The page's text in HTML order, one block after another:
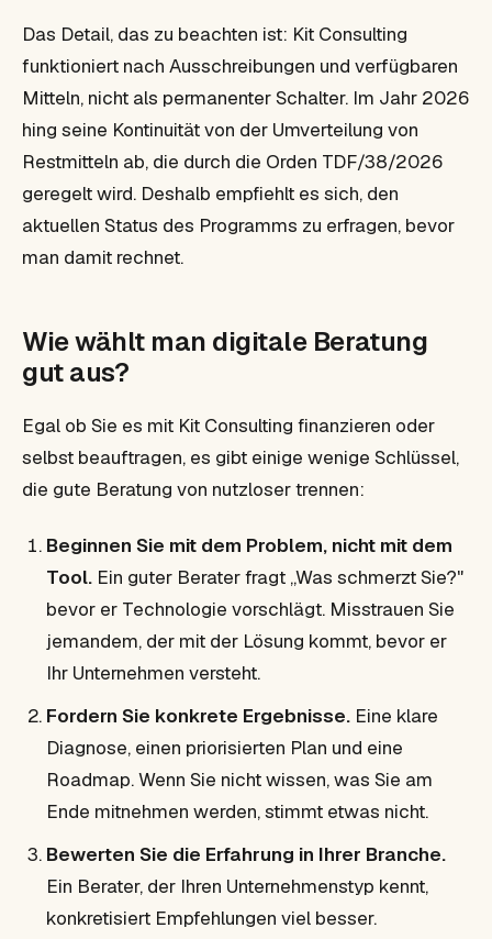
Das Detail, das zu beachten ist: Kit Consulting
funktioniert nach Ausschreibungen und verfügbaren
Mitteln, nicht als permanenter Schalter. Im Jahr 2026
hing seine Kontinuität von der Umverteilung von
Restmitteln ab, die durch die Orden TDF/38/2026
geregelt wird. Deshalb empfiehlt es sich, den
aktuellen Status des Programms zu erfragen, bevor
man damit rechnet.
Wie wählt man digitale Beratung
gut aus?
Egal ob Sie es mit Kit Consulting finanzieren oder
selbst beauftragen, es gibt einige wenige Schlüssel,
die gute Beratung von nutzloser trennen:
Beginnen Sie mit dem Problem, nicht mit dem
Tool. Ein guter Berater fragt „Was schmerzt Sie?"
bevor er Technologie vorschlägt. Misstrauen Sie
jemandem, der mit der Lösung kommt, bevor er
Ihr Unternehmen versteht.
Fordern Sie konkrete Ergebnisse. Eine klare
Diagnose, einen priorisierten Plan und eine
Roadmap. Wenn Sie nicht wissen, was Sie am
Ende mitnehmen werden, stimmt etwas nicht.
Bewerten Sie die Erfahrung in Ihrer Branche.
Ein Berater, der Ihren Unternehmenstyp kennt,
konkretisiert Empfehlungen viel besser.